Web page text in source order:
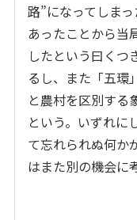
路”になってしま
あったことから当
したという曰くつ
るし、また「五環
と農村を区別する
という。いずれに
て忘れられぬ何か
はまた別の機会に